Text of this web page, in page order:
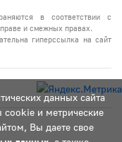
данных сайта
и метрические
Вы даете свое
в соответствии с
и смежных правах.
гиперссылка на сайт